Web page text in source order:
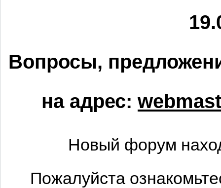
Вопросы,
на адрес:
Новый форум
Пожалуйста